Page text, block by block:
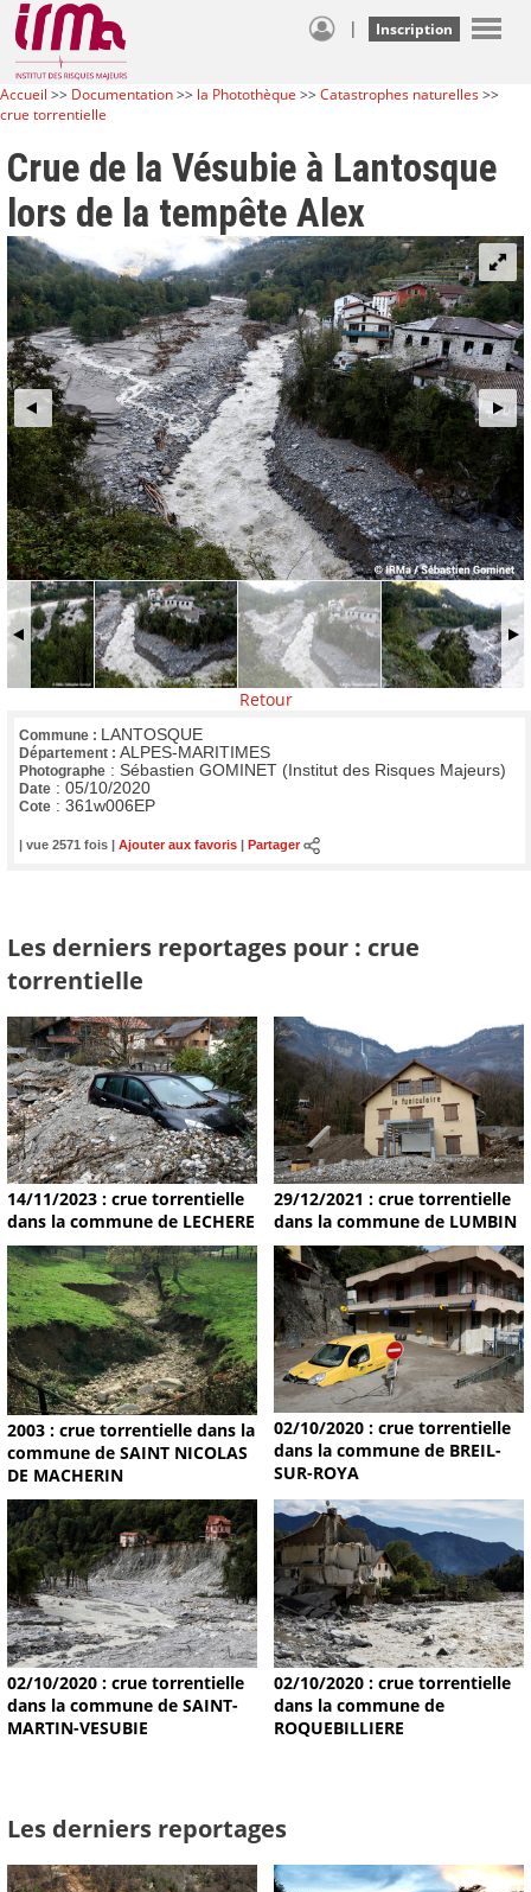
| Inscription
Accueil >> Documentation>> la Photothèque >>Catastrophes naturelles>>
crue torrentielle
Crue de la Vésubie à Lantosque
lors de la tempête Alex
Retour
Commune : LANTOSQUE
Département : ALPES-MARITIMES
Photographe : Sébastien GOMINET (Institut des Risques Majeurs)
Date : 05/10/2020
Cote : 361w006EP
| vue 2571 fois | Ajouter aux favoris Partager
Les derniers reportages pour : crue
torrentielle
14/11/2023 : crue torrentielle
dans la commune de LECHERE
29/12/2021 : crue torrentielle
dans la commune de LUMBIN
2003 : crue torrentielle dans la
commune de SAINT NICOLAS
DE MACHERIN
02/10/2020 : crue torrentielle
dans la commune de BREIL-
SUR-ROYA
02/10/2020 : crue torrentielle
dans la commune de SAINT-
MARTIN-VESUBIE
02/10/2020 : crue torrentielle
dans la commune de
ROQUEBILLIERE
Les derniers reportages